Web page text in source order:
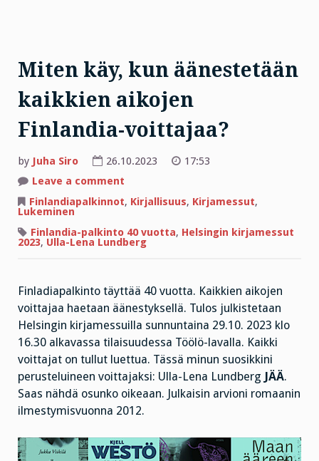
Miten käy, kun äänestetään
kaikkien aikojen
Finlandia-voittajaa?
by Juha Siro 26.10.2023
17:53
Leave a comment
käy,
kun
kaikkien
aikojen
Finlandia-
Finlandiapalkinnot, Kirjallisuus, Kirjamessut,
Lukeminen
Finlandia-palkinto 40 vuotta, Helsingin kirjamessut
2023, Ulla-Lena Lundberg
Finladiapalkinto täyttää 40 vuotta. Kaikkien aikojen
voittajaa haetaan äänestyksellä. Tulos julkistetaan
Helsingin kirjamessuilla sunnuntaina 29.10. 2023 klo
16.30 alkavassa tilaisuudessa Töölö-lavalla. Kaikki
voittajat on tullut luettua. Tässä minun suosikkini
perusteluineen voittajaksi: Ulla-Lena Lundberg JÄÄ.
Saas nähdä osunko oikeaan. Julkaisin arvioni romaanin
ilmestymisvuonna 2012.